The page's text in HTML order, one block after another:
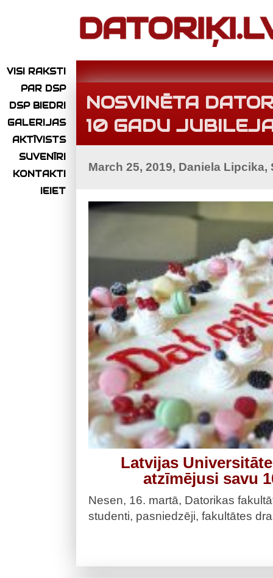
VISI RAKSTI
PAR DSP
DSP BIEDRI
GALERIJAS
AKTĪVISTS
SUVENĪRI
KONTAKTI
IEIET
NOSVINĒTA
10 GADU
March 25, 2019, Daniela Lipcika,
Latvijas
atzīmējusi savu
Nesen, 16. martā, Datorikas
studenti, pasniedzēji, fakultātes